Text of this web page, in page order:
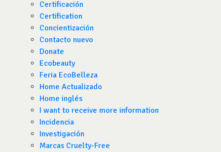
Certificación
Certification
Concientización
Contacto nuevo
Donate
Ecobeauty
Feria EcoBelleza
Home Actualizado
Home inglés
I want to receive more information
Incidencia
Investigación
Marcas Cruelty-Free